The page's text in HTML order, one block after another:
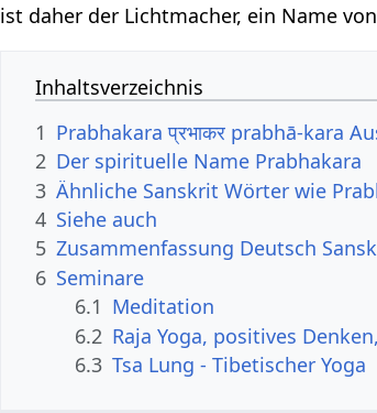
ist daher der Lichtmacher, ein Name von
Inhaltsverzeichnis
1 Prabhakara प्रभाकर prabhā-kara
2 Der spirituelle Name Prabhakara
3 Ähnliche Sanskrit Wörter wie
4 Siehe auch
5 Zusammenfassung Deutsch
6 Seminare
6.1 Meditation
6.2 Raja Yoga, positives
6.3 Tsa Lung - Tibetischer Yoga